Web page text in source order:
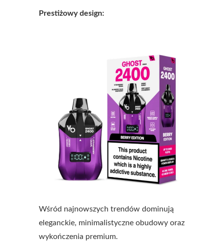
Prestiżowy design:
Wśród najnowszych trendów dominują
eleganckie, minimalistyczne obudowy oraz
wykończenia premium.